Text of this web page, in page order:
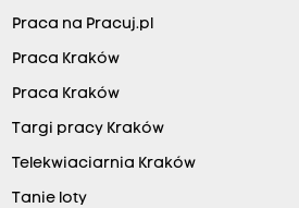
Praca na Pracuj.pl
Praca Kraków
Praca Kraków
Targi pracy Kraków
Telekwiaciarnia Kraków
Tanie loty